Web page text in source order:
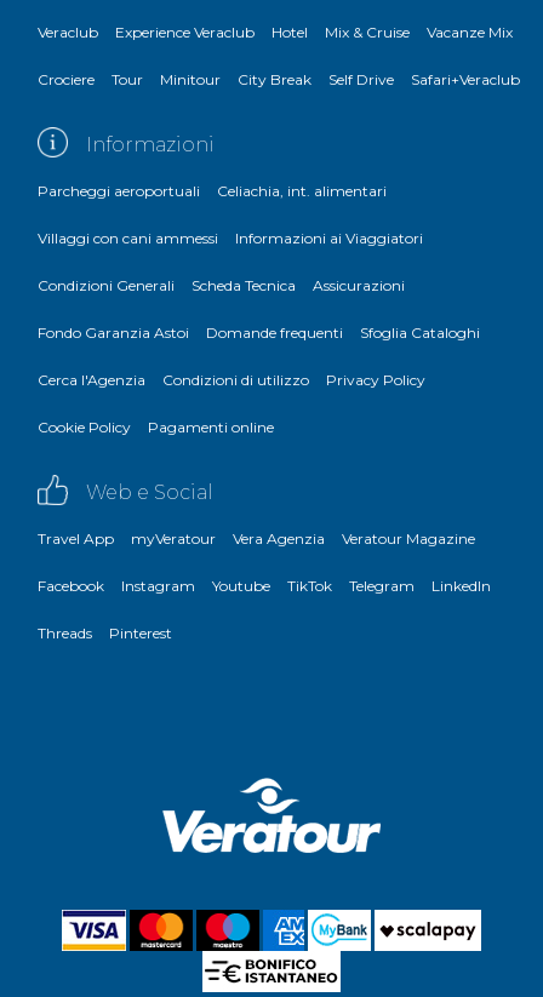
Veraclub Experience Veraclub Hotel Mix & Cruise Vacanze Mix
Crociere Tour Minitour City Break Self Drive Safari+Veraclub
Informazioni
Parcheggi aeroportuali Celiachia, int. alimentari
Villaggi con cani ammessi Informazioni ai Viaggiatori
Condizioni Generali Scheda Tecnica Assicurazioni
Fondo Garanzia Astoi Domande frequenti Sfoglia Cataloghi
Cerca l'Agenzia Condizioni di utilizzo Privacy Policy
Cookie Policy Pagamenti online
Web e Social
Travel App myVeratour Vera Agenzia Veratour Magazine
Facebook Instagram Youtube TikTok Telegram LinkedIn
Threads Pinterest